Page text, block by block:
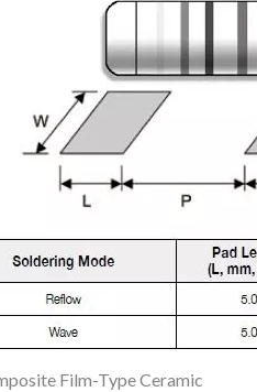
Film-Type Ceramic